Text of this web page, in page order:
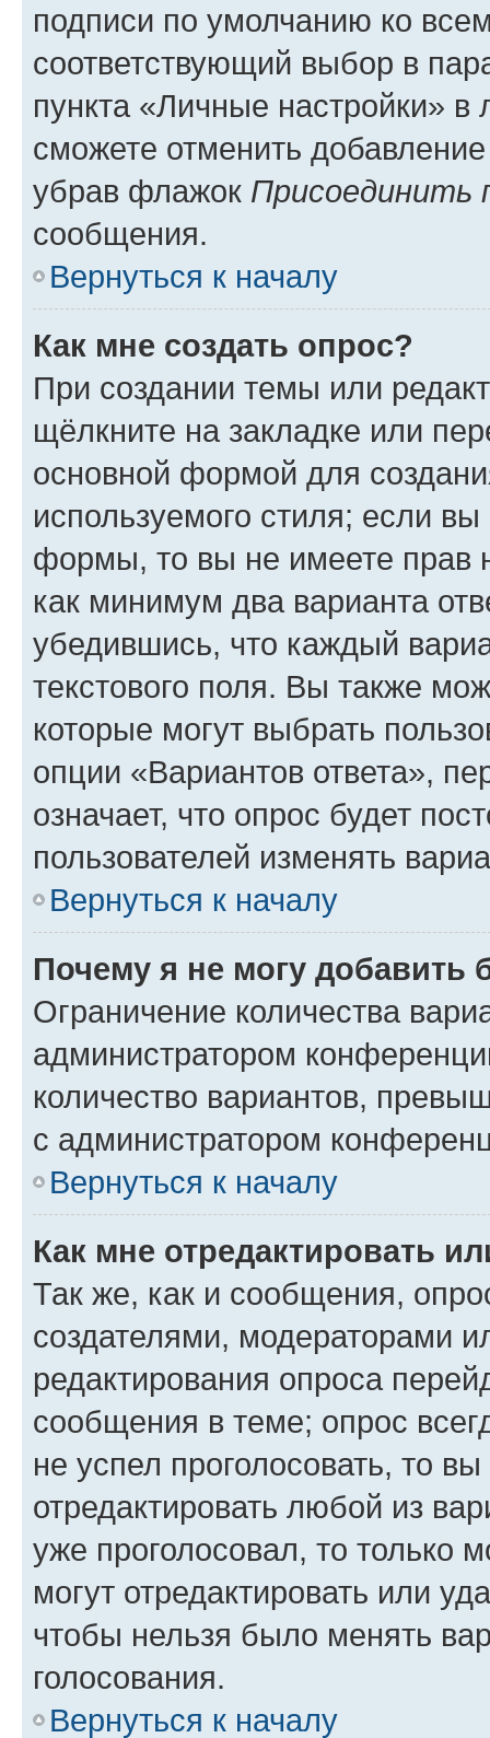
подписи по умолчанию ко
соответствующий выбор в
пункта «Личные настройки»
сможете отменить
убрав флажок Присоединить
сообщения.
Вернуться к началу
Как мне создать опрос?
При создании темы или
щёлкните на закладке или
основной формой для
используемого стиля; если
формы, то вы не имеете прав
как минимум два варианта
убедившись, что каждый
текстового поля. Вы также
которые могут выбрать
опции «Вариантов ответа»,
означает, что опрос будет
пользователей изменять
Вернуться к началу
Почему я не могу добавить
Ограничение количества
администратором
количество вариантов,
с администратором
Вернуться к началу
Как мне отредактировать
Так же, как и сообщения,
создателями, модераторами
редактирования опроса
сообщения в теме; опрос
не успел проголосовать, то
отредактировать любой из
уже проголосовал, то только
могут отредактировать или
чтобы нельзя было менять
голосования.
Вернуться к началу